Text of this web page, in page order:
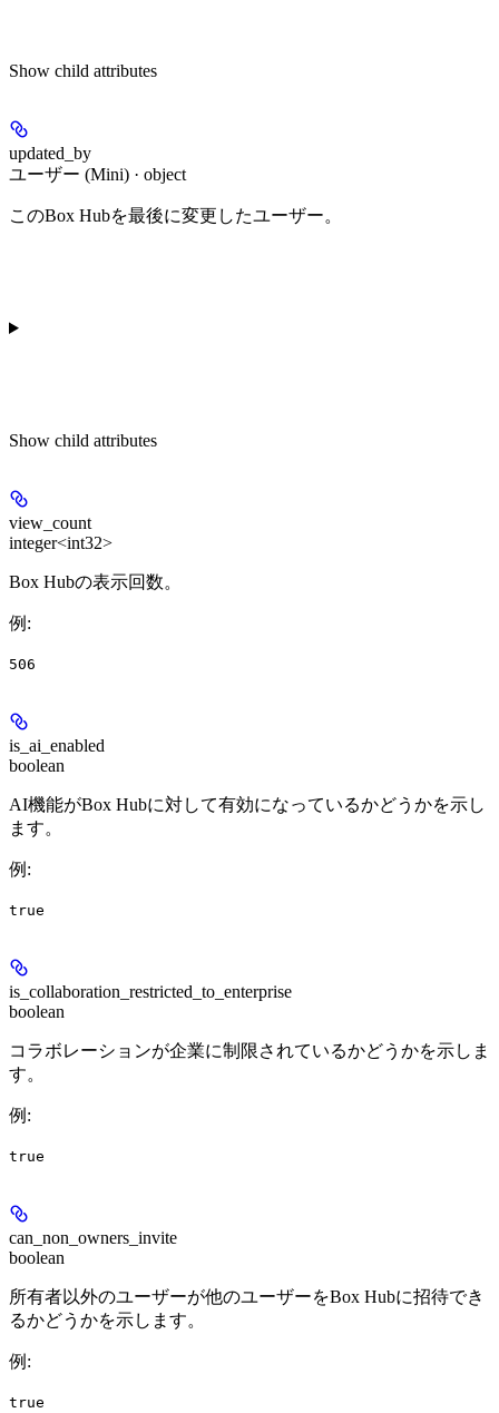
Show child attributes
updated_by
ユーザー (Mini) · object
このBox Hubを最後に変更したユーザー。
Show child attributes
view_count
integer<int32>
Box Hubの表示回数。
例 :
506
is_ai_enabled
boolean
AI機能がBox Hubに対して有効になっているかどうかを示し
ます。
例 :
true
is_collaboration_restricted_to_enterprise
boolean
コラボレーションが企業に制限されているかどうかを示しま
す。
例 :
true
can_non_owners_invite
boolean
所有者以外のユーザーが他のユーザーをBox Hubに招待でき
るかどうかを示します。
例 :
true